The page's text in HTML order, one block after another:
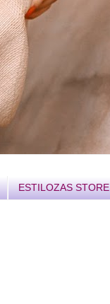
ESTILOZAS STORE